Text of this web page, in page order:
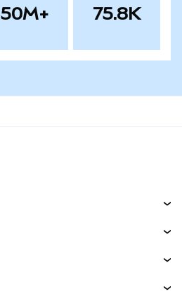
50M+ 75.8K